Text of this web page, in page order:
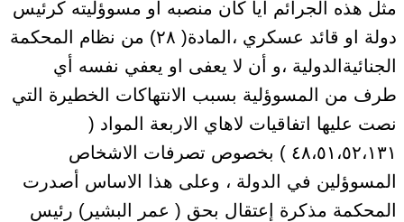
مثل هذه الجرائم أيا كان منصبه او مسوؤليته كرئيس
دولة او قائد عسكري ،المادة( ٢٨) من نظام المحكمة
الجنائيةالدولية ،و أن لا يعفى او يعفي نفسه أي
طرف من المسوؤلية بسبب الانتهاكات الخطيرة التي
نصت عليها اتفاقيات لاهاي الاربعة المواد (
٤٨،٥١،٥٢،١٣١ ) بخصوص تصرفات الاشخاص
المسوؤلين في الدولة ، وعلى هذا الاساس أصدرت
المحكمة مذكرة إعتقال بحق ( عمر البشير) رئيس